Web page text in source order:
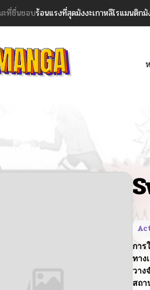
ะที่ชื่นชอบร้อนแรงที่สุดมังงะเกาหลีโรแมนติกมั
การ
ทาง
วาง
สถา